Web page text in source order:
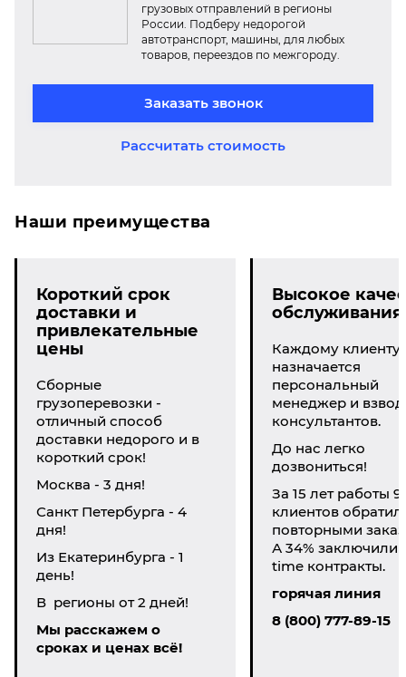
грузовых отправлений в регионы
России. Подберу недорогой
автотранспорт, машины, для любых
товаров, переездов по межгороду.
Заказать звонок
Рассчитать стоимость
Наши преимущества
Короткий срок
доставки и
привлекательные
цены
Сборные
грузоперевозки -
отличный способ
доставки недорого и в
короткий срок!
Москва - 3 дня!
Санкт Петербурга - 4
дня!
Из Екатеринбурга - 1
день!
В регионы от 2 дней!
Мы расскажем о
сроках и ценах всё!
Высокое
обслуживания
Каждому клиенту
назначается
персональный
менеджер и взвод
консультантов.
До нас легко
дозвониться!
За 15 лет работы
клиентов
повторными
А 34% заключили
time контракты.
горячая линия
8 (800) 777-89-15